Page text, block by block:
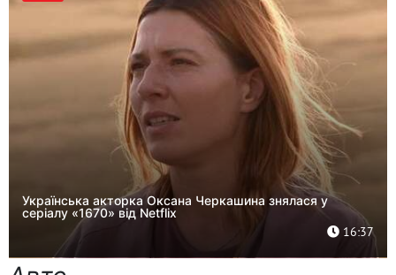
Українська акторка Оксана Черкашина знялася у
серіалу «1670» від Netflix
16:37